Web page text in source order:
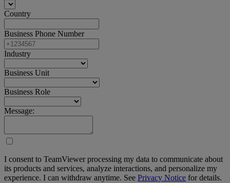
Country
Business Phone Number
Industry
Business Unit
Business Role
Message:
I consent to TeamViewer processing my data to communicate about
its products and services, analyze interactions, and personalize my
experience. I can withdraw anytime. See Privacy Notice for details.